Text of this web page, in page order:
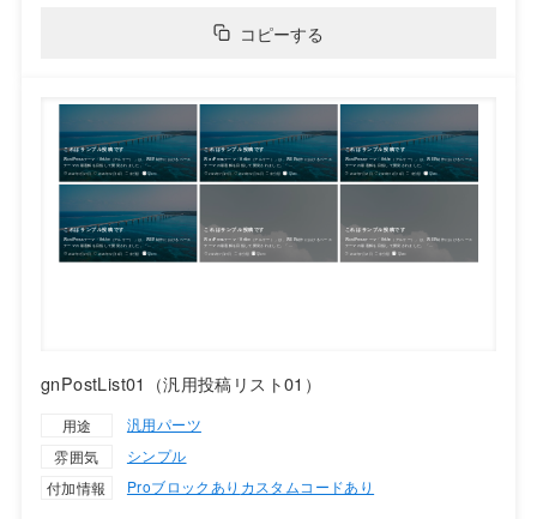
コピーする
gnPostList01（汎用投稿リスト01）
用途
汎用パーツ
雰囲気
シンプル
付加情報
Proブロックあり カスタムコードあり